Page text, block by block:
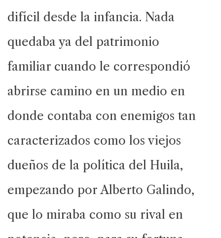
difícil desde la infancia. Nada
quedaba ya del patrimonio
familiar cuando le correspondió
abrirse camino en un medio en
donde contaba con enemigos tan
caracterizados como los viejos
dueños de la política del Huila,
empezando por Alberto Galindo,
que lo miraba como su rival en